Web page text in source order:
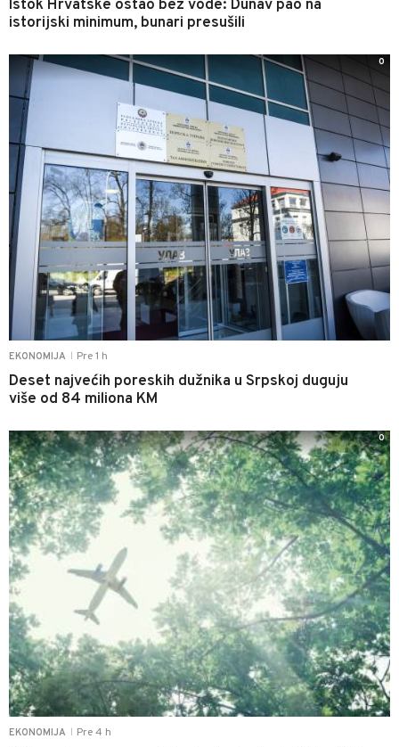
Istok Hrvatske ostao bez vode: Dunav pao na
istorijski minimum, bunari presušili
EKONOMIJA Pre 1 h
Deset najvećih poreskih dužnika u Srpskoj duguju
više od 84 miliona KM
0
EKONOMIJA Pre 4 h
0